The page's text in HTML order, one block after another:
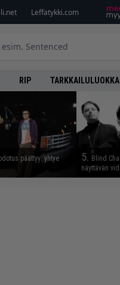
Leffatykki.com
RIP TARKKAILULUOKKA
päättyy: yhtye
5. Blind
näyttävän